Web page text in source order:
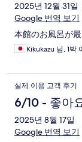
2025년 12월 31일
Google 번역 보기
本館のお風呂が
Kikukazu 님, 1박
실제 이용 고객 후기
6/10 - 좋아
2025년 8월 17일
Google 번역 보기